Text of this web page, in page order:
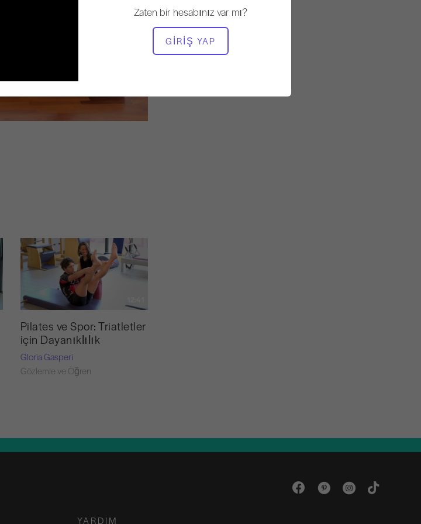
Zaten bir hesabınız var mı?
GIRIŞ YAP
GEREKLI EKIPMAN
Mat
Pilates ve Spor: Triatletler
için Dayanıklılık
Gloria Gasperi
Gözlemle ve Öğren
YARDIM